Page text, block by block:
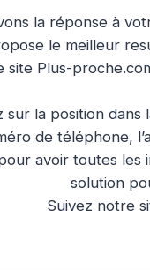
la réponse à
le meilleur
site Plus-
sur la position
de téléphone,
avoir toutes les
solution
Suivez notre